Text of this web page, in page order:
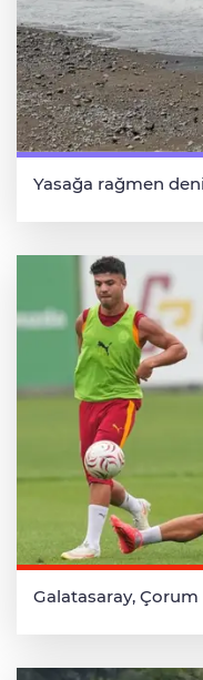
Yasağa rağmen
Galatasaray, Çorum